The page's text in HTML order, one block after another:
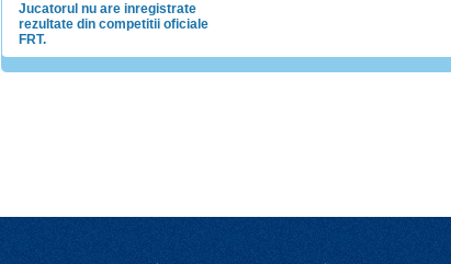
Jucatorul nu are inregistrate
rezultate din competitii oficiale
FRT.